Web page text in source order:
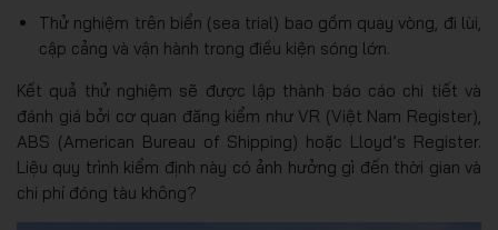
Thử nghiệm trên biển (sea trial) bao gồm quay vòng, đi lùi,
cập cảng và vận hành trong điều kiện sóng lớn.
Kết quả thử nghiệm sẽ được lập thành báo cáo chi tiết và
đánh giá bởi cơ quan đăng kiểm như VR (Việt Nam Register),
ABS (American Bureau of Shipping) hoặc Lloyd’s Register.
Liệu quy trình kiểm định này có ảnh hưởng gì đến thời gian và
chi phí đóng tàu không?